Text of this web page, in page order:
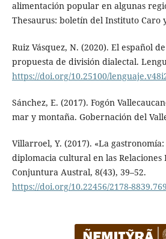
alimentación popular en algunas
Thesaurus: boletín del Instituto Caro
Ruiz Vásquez, N. (2020). El español
propuesta de división dialectal.
https://doi.org/10.25100/
Sánchez, E. (2017). Fogón
mar y montaña. Gobernación del
Villarroel, Y. (2017). «La
diplomacia cultural en las Relaciones
Conjuntura Austral, 8(43), 39–52.
https://doi.org/10.22456/2178-